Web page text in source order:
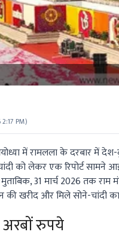
PM)
में रामलला के दरबार में देश-
को लेकर एक रिपोर्ट सामने
31 मार्च 2026 तक राम
खरीद और मिले सोने-चांदी का
रुपये